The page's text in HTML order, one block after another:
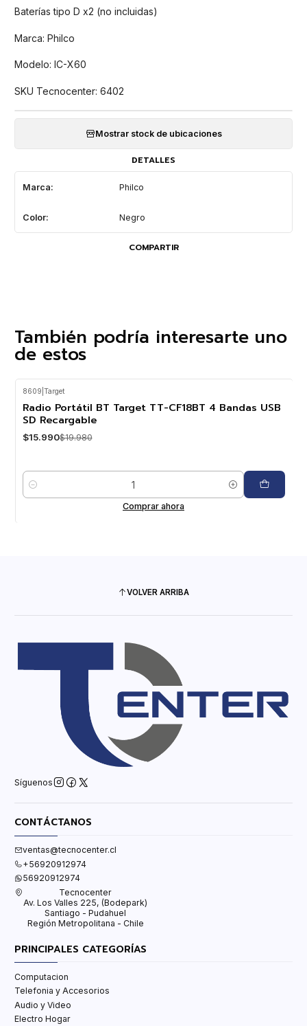
Baterías tipo D x2 (no incluidas)
Marca: Philco
Modelo: IC-X60
SKU Tecnocenter: 6402
Mostrar stock de ubicaciones
DETALLES
Marca: Philco
Color: Negro
COMPARTIR
También podría interesarte uno
de estos
-20%OFF
8609 Target
Radio Portátil BT Target TT-CF18BT 4 Bandas USB
SD Recargable
$15.990$19.980
Cantidad
Comprar ahora
VOLVER ARRIBA
Síguenos
CONTÁCTANOS
ventas@tecnocenter.cl
+56920912974
56920912974
Tecnocenter
Av. Los Valles 225, (Bodepark)
Santiago - Pudahuel
Región Metropolitana - Chile
PRINCIPALES CATEGORÍAS
Computacion
Telefonia y Accesorios
Audio y Video
Electro Hogar